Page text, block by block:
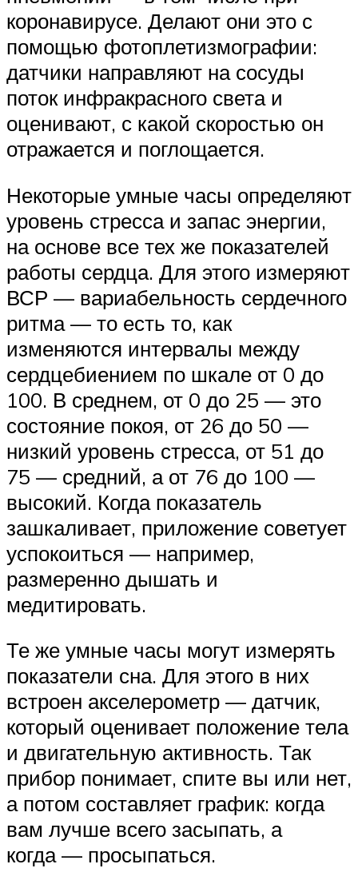
коронавирусе. Делают они это с
помощью фотоплетизмографии:
датчики направляют на сосуды
поток инфракрасного света и
оценивают, с какой скоростью он
отражается и поглощается.
Некоторые умные часы определяют
уровень стресса и запас энергии,
на основе все тех же показателей
работы сердца. Для этого измеряют
ВСР — вариабельность сердечного
ритма — то есть то, как
изменяются интервалы между
сердцебиением по шкале от 0 до
100. В среднем, от 0 до 25 — это
состояние покоя, от 26 до 50 —
низкий уровень стресса, от 51 до
75 — средний, а от 76 до 100 —
высокий. Когда показатель
зашкаливает, приложение советует
успокоиться — например,
размеренно дышать и
медитировать.
Те же умные часы могут измерять
показатели сна. Для этого в них
встроен акселерометр — датчик,
который оценивает положение тела
и двигательную активность. Так
прибор понимает, спите вы или нет,
а потом составляет график: когда
вам лучше всего засыпать, а
когда — просыпаться.